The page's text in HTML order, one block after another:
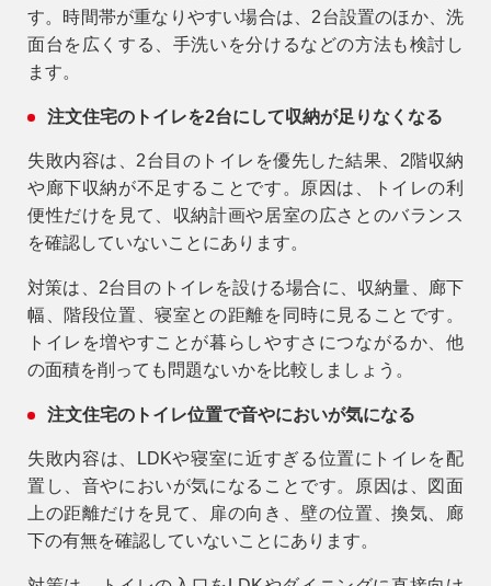
す。時間帯が重なりやすい場合は、2台設置のほか、洗
面台を広くする、手洗いを分けるなどの方法も検討し
ます。
注文住宅のトイレを2台にして収納が足りなくなる
失敗内容は、2台目のトイレを優先した結果、2階収納
や廊下収納が不足することです。原因は、トイレの利
便性だけを見て、収納計画や居室の広さとのバランス
を確認していないことにあります。
対策は、2台目のトイレを設ける場合に、収納量、廊下
幅、階段位置、寝室との距離を同時に見ることです。
トイレを増やすことが暮らしやすさにつながるか、他
の面積を削っても問題ないかを比較しましょう。
注文住宅のトイレ位置で音やにおいが気になる
失敗内容は、LDKや寝室に近すぎる位置にトイレを配
置し、音やにおいが気になることです。原因は、図面
上の距離だけを見て、扉の向き、壁の位置、換気、廊
下の有無を確認していないことにあります。